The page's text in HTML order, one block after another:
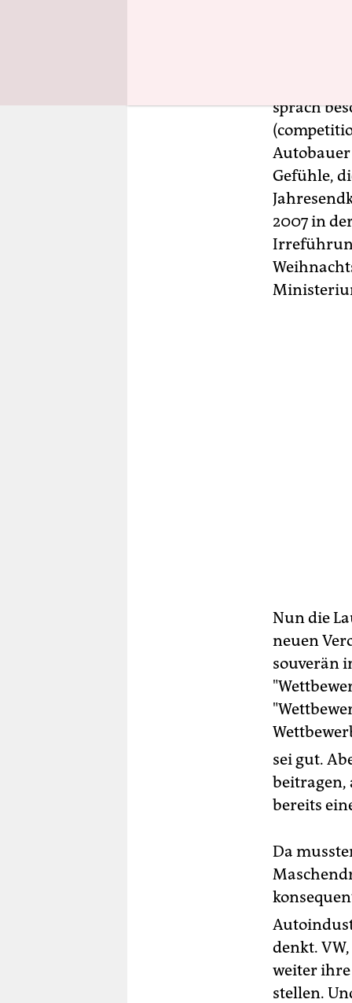
genau
sprach
Gefühle,
2007 in
Nun die
neuen
souverän
sei gut.
beitragen,
bereits
Da
denkt.
weiter
stellen.